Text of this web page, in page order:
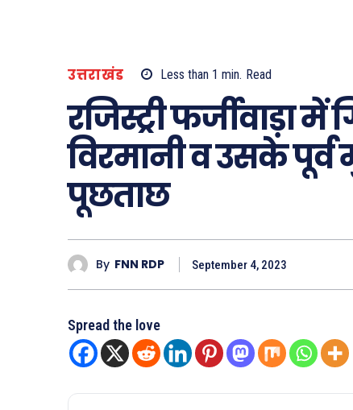
उत्तराखंड Less than 1 min. Read
रजिस्ट्री फर्जीवाड़ा
विरमानी व उसके
पूछताछ
By FNN RDP September 4, 2023
Spread the love